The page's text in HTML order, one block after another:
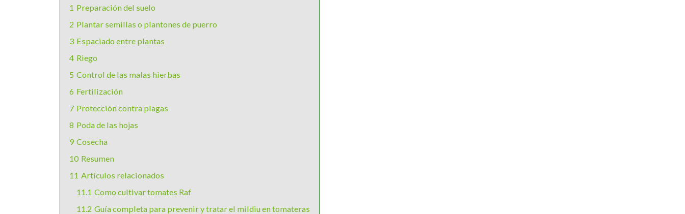
1 Preparación del suelo
2 Plantar semillas o plantones de puerro
3 Espaciado entre plantas
4 Riego
5 Control de las malas hierbas
6 Fertilización
7 Protección contra plagas
8 Poda de las hojas
9 Cosecha
10 Resumen
11 Artículos relacionados
11.1 Como cultivar tomates Raf
11.2 Guía completa para prevenir y tratar el mildiu en tomateras